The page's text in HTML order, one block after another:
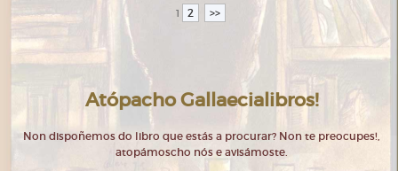
1 2 >>
Atópacho Gallaecialibros!
Non dispoñemos do libro que estás a procurar? Non te preocupes!,
atopámoscho nós e avisámoste.